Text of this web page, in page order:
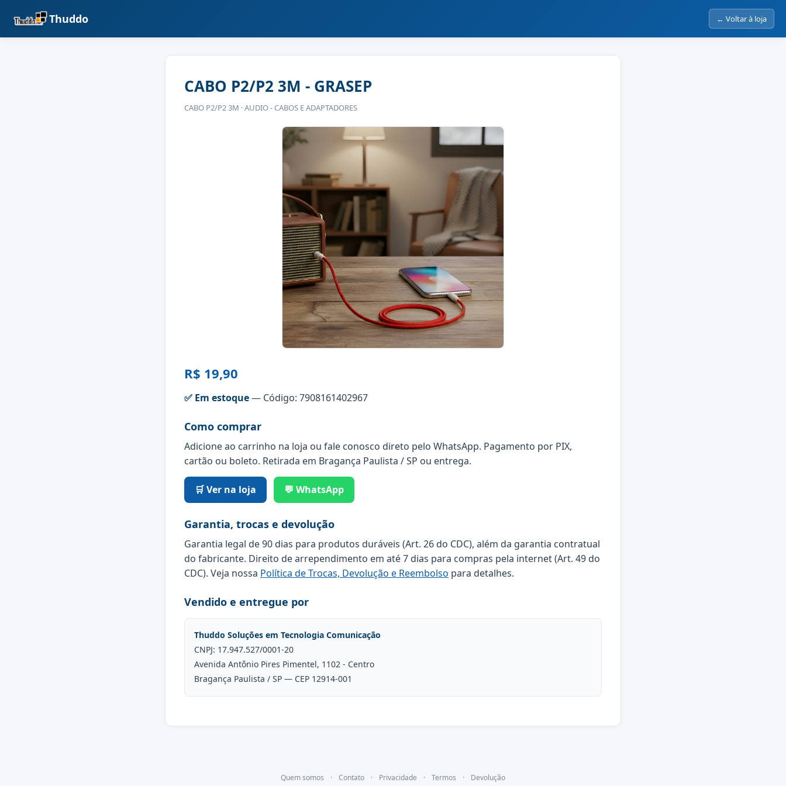
Thuddo ← Voltar à loja
CABO P2/P2 3M - GRASEP
CABO P2/P2 3M · AUDIO - CABOS E ADAPTADORES
R$ 19,90
✅ Em estoque— Código: 7908161402967
Como comprar
Adicione ao carrinho na loja ou fale conosco direto pelo WhatsApp. Pagamento por PIX,
cartão ou boleto. Retirada em Bragança Paulista / SP ou entrega.
🛒 Ver na loja 💬 WhatsApp
Garantia, trocas e devolução
Garantia legal de 90 dias para produtos duráveis (Art. 26 do CDC), além da garantia contratual
do fabricante. Direito de arrependimento em até 7 dias para compras pela internet (Art. 49 do
CDC). Veja nossa Política de Trocas, Devolução e Reembolso para detalhes.
Vendido e entregue por
Thuddo Soluções em Tecnologia Comunicação
CNPJ: 17.947.527/0001-20
Avenida Antônio Pires Pimentel, 1102 - Centro
Bragança Paulista / SP — CEP 12914-001
Quem somos · Contato · Privacidade · Termos · Devolução